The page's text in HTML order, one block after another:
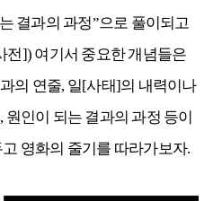
결과의 과정”으로 풀이되고
전]) 여기서 중요한 개념들은
의 연줄, 일[사태]의 내력이나
원인이 되는 결과의 과정 등이
영화의 줄기를 따라가보자.